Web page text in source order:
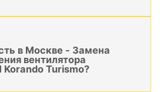
в Москве - Замена
вентилятора
Korando Turismo?